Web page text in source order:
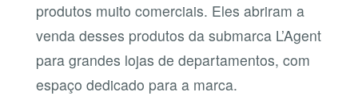
produtos muito comerciais. Eles abriram a
venda desses produtos da submarca L’Agent
para grandes lojas de departamentos, com
espaço dedicado para a marca.